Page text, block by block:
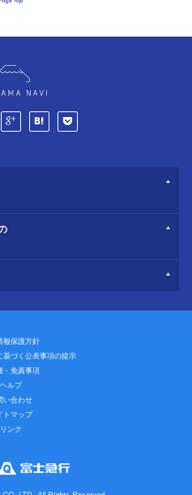
報保護方針
基づく公表事項の提示
・免責事項
ヘルプ
い合わせ
トマップ
リンク